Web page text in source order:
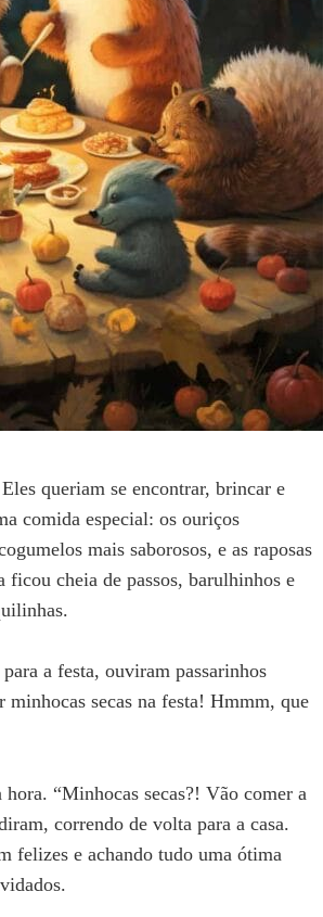
queriam se encontrar, brincar e
comida especial: os ouriços
mais saborosos, e as raposas
cheia de passos, barulhinhos e
a festa, ouviram passarinhos
secas na festa! Hmmm, que
“Minhocas secas?! Vão comer a
correndo de volta para a casa.
felizes e achando tudo uma ótima